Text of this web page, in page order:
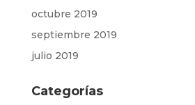
octubre 2019
septiembre 2019
julio 2019
Categorías